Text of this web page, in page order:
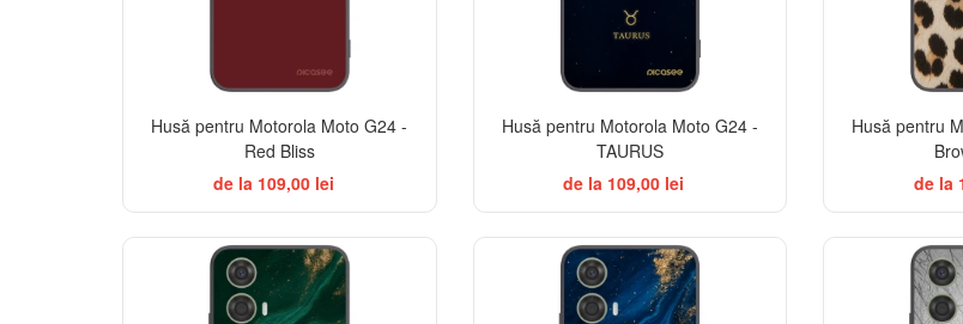
Husă pentru Motorola Moto G24 -
Red Bliss
de la 109,00 lei
Husă pentru Motorola Moto G24 -
TAURUS
de la 109,00 lei
Husă pentru
de la
BESTSELLER